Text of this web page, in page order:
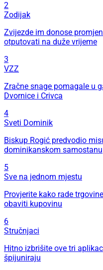
2
Zodijak
Zvijezde im donose
otputovati na duže vrijeme
3
VZZ
Zračne snage pomagale u
Dvornice i Crivca
4
Sveti Dominik
Biskup Rogić predvodio
dominikanskom samostanu
5
Sve na jednom mjestu
Provjerite kako rade
obaviti kupovinu
6
Stručnjaci
Hitno izbrišite ove tri
špijuniraju